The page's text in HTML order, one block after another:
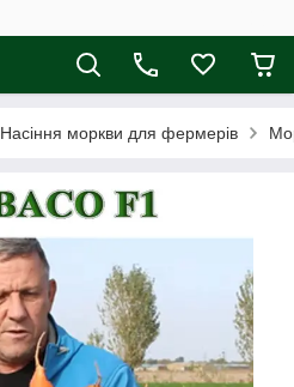
Насіння моркви для фермерів